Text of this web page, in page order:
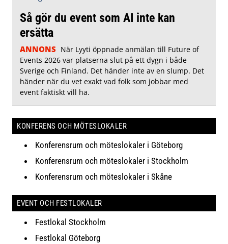
Så gör du event som AI inte kan
ersätta
ANNONS När Lyyti öppnade anmälan till Future of
Events 2026 var platserna slut på ett dygn i både
Sverige och Finland. Det händer inte av en slump. Det
händer när du vet exakt vad folk som jobbar med
event faktiskt vill ha.
KONFERENS OCH MÖTESLOKALER
Konferensrum och möteslokaler i Göteborg
Konferensrum och möteslokaler i Stockholm
Konferensrum och möteslokaler i Skåne
EVENT OCH FESTLOKALER
Festlokal Stockholm
Festlokal Göteborg